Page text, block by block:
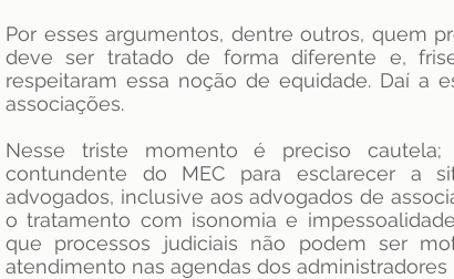
Por esses argumentos, dentre outros, quem
deve ser tratado de forma diferente e,
respeitaram essa noção de equidade. Daí a
associações.
Nesse triste momento é preciso cautela;
contundente do MEC para esclarecer a
advogados, inclusive aos advogados de
o tratamento com isonomia e
que processos judiciais não podem ser
atendimento nas agendas dos administradores